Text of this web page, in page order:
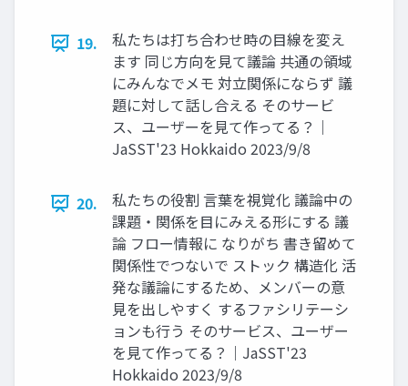
19.
私たちは打ち合わせ時の目線を変え
ます 同じ方向を見て議論 共通の領域
にみんなでメモ 対立関係にならず 議
題に対して話し合える そのサービ
ス、ユーザーを見て作ってる？｜
JaSST'23 Hokkaido 2023/9/8
20.
私たちの役割 言葉を視覚化 議論中の
課題・関係を目にみえる形にする 議
論 フロー情報に なりがち 書き留めて
関係性でつないで ストック 構造化 活
発な議論にするため、メンバーの意
見を出しやすく するファシリテーシ
ョンも行う そのサービス、ユーザー
を見て作ってる？｜JaSST'23
Hokkaido 2023/9/8